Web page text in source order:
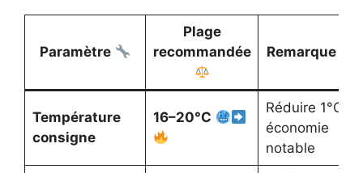
Paramètre
Plage
recommandée
Remarque
Température
consigne
16–20°C
Réduire 1°C =
économie
notable